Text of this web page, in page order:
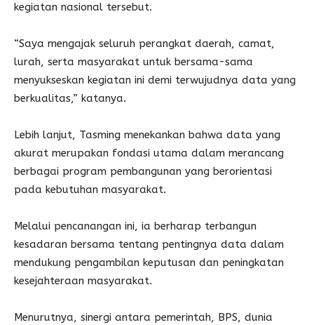
kegiatan nasional tersebut.
“Saya mengajak seluruh perangkat daerah, camat,
lurah, serta masyarakat untuk bersama-sama
menyukseskan kegiatan ini demi terwujudnya data yang
berkualitas,” katanya.
Lebih lanjut, Tasming menekankan bahwa data yang
akurat merupakan fondasi utama dalam merancang
berbagai program pembangunan yang berorientasi
pada kebutuhan masyarakat.
Melalui pencanangan ini, ia berharap terbangun
kesadaran bersama tentang pentingnya data dalam
mendukung pengambilan keputusan dan peningkatan
kesejahteraan masyarakat.
Menurutnya, sinergi antara pemerintah, BPS, dunia